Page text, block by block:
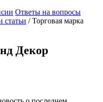
Ответы на вопросы
статьи / Торговая марка
Декор